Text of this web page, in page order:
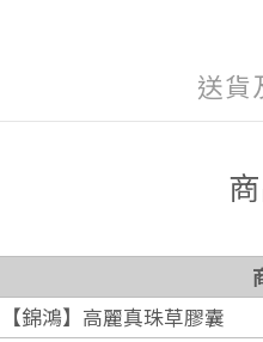
送貨
【錦鴻】高麗真珠草膠囊